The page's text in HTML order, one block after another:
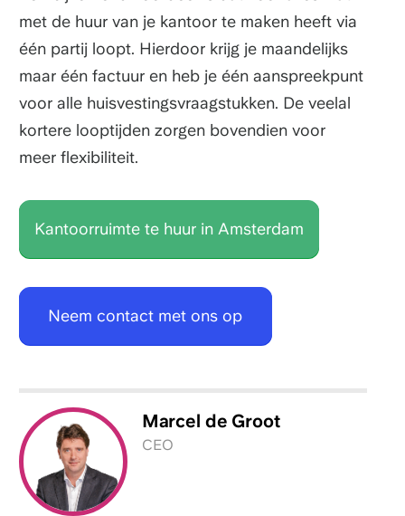
met de huur van je kantoor te maken heeft via
één partij loopt. Hierdoor krijg je maandelijks
maar één factuur en heb je één aanspreekpunt
voor alle huisvestingsvraagstukken. De veelal
kortere looptijden zorgen bovendien voor
meer flexibiliteit.
Kantoorruimte te huur in Amsterdam
Neem contact met ons op
Marcel de Groot
CEO